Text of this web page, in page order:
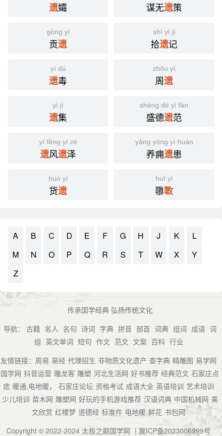
遗孀 谋无遗策
gòng yí
贡遗
shí yí jì
拾遗记
yí dú
遗毒
zhōu yí
周遗
yí jí
遗集
shèng dé yí fàn
盛德遗范
yí fēng yí zé
遗风遗泽
yǎng yōng yí huàn
养痈遗患
huò yí
货遗
huī yì
隳斁
A B C D E F G H J K
L
M
N O P Q R S T W X
Y
Z
传承国学经典 弘扬传统文化
导航： 古籍 名人 名句 诗词 字典 拼音 部首 词典 组词 成语 词
组 英文单词 短句 作文 范文 文案 百科 行业
友情链接： 周易 易经 代理招生 非物质文化遗产 查字典 精雕图 易学网
国学网 抖音运营 雕龙客 雕塑 河北生活网 好书推荐 经典范文 石家庄点
痣 暖通,电地暖， 石家庄论坛 资格考试 成语大全 英语培训 艺术培训
少儿培训 苗木网 雕塑网 好玩的手机游戏推荐 汉语词典 中国机械网 美
文欣赏 红楼梦 道德经 标准件 电地暖 鲜花 书包网
Copyright © 2022-2024 太极之巅国学网 | 冀ICP备2023006999号